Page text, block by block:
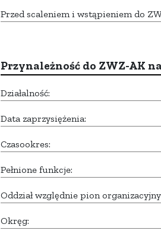
Przed scaleniem i wstąpieniem do
Przynależność do ZWZ-AK
Działalność:
Data zaprzysiężenia:
Czasookres:
Pełnione funkcje:
Oddział względnie pion
Okręg: